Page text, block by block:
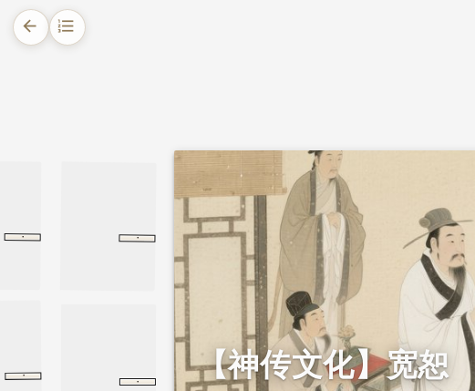
arrow_back format_list_numbered
流放遭难，不改本心
忠恕传家，德行留芳
纯仁传
·
范纯仁传
纯仁传
·
范纯仁传
范纯仁传
·
范纯仁传
党锢列传
· 【神传文化】宽